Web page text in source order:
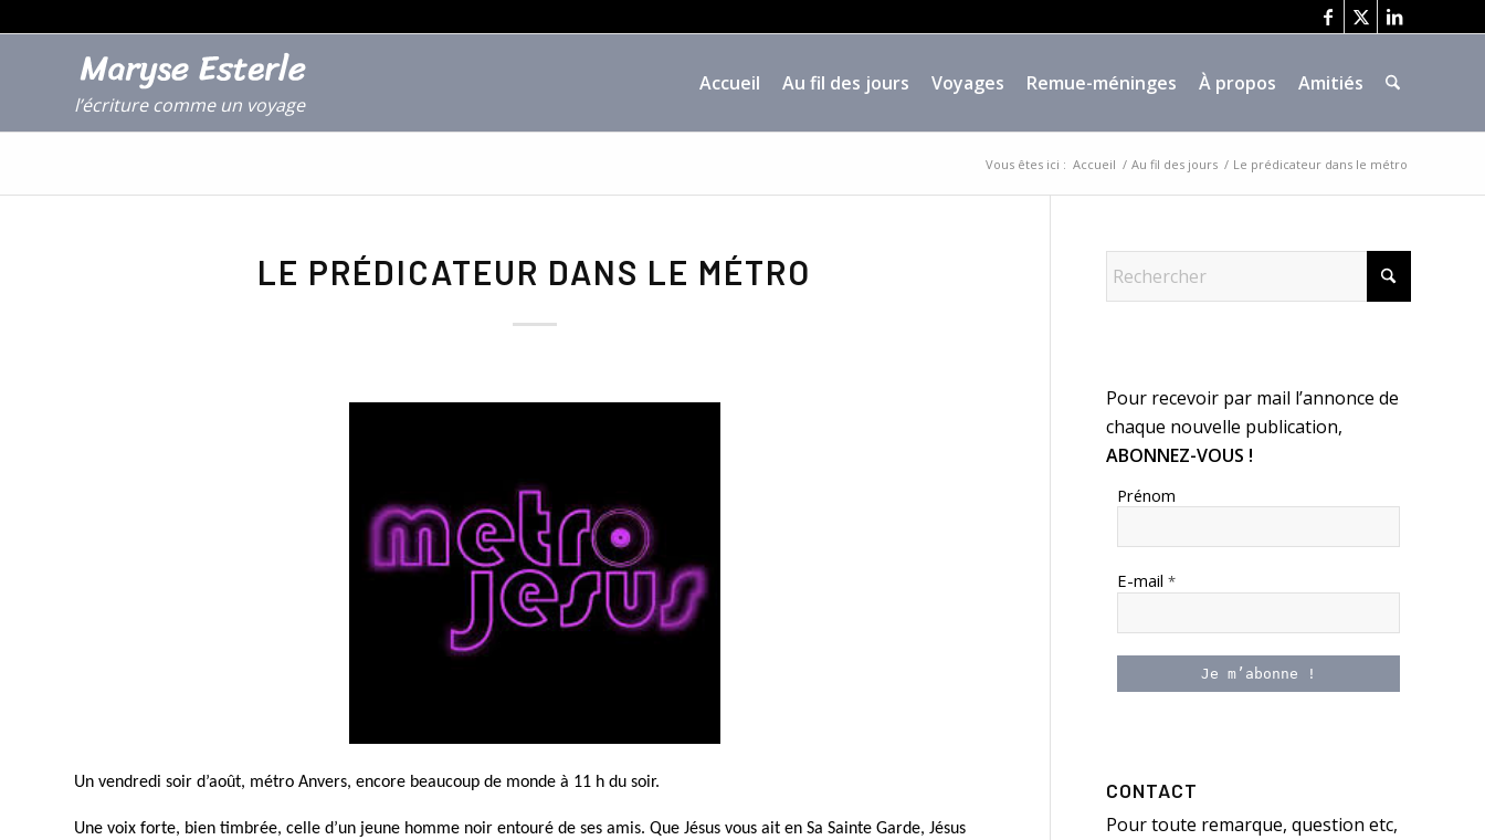
Accueil Au fil des jours Voyages Remue-méninges À propos
Amitiés
l’écriture comme un voyage
Vous êtes ici : Accueil / Au fil des jours / Le prédicateur dans le métro
LE PRÉDICATEUR DANS LE MÉTRO
Un vendredi soir d’août, métro Anvers, encore beaucoup de monde à 11 h du soir.
Une voix forte, bien timbrée, celle d’un jeune homme noir entouré de ses amis. Que Jésus vous ait en Sa Sainte Garde, Jésus
Pour recevoir par mail l’annonce de
chaque nouvelle publication,
ABONNEZ-VOUS !
Prénom
E-mail*
CONTACT
Pour toute remarque, question etc,